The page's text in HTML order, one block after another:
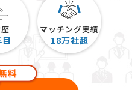
マッチング実績
18万社超